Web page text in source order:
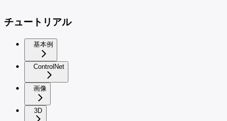
チュートリアル
基本例
ControlNet
画像
3D